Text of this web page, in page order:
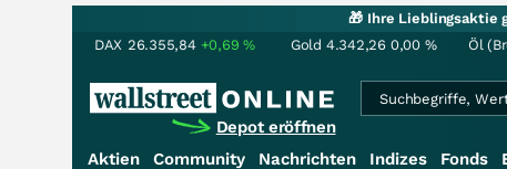
🎁 Ihre Lieblingsaktie
DAX 26.355,84 +0,69% Gold 4.342,26 0,00 % Öl
Depot eröffnen
Aktien Community Nachrichten Indizes Fonds